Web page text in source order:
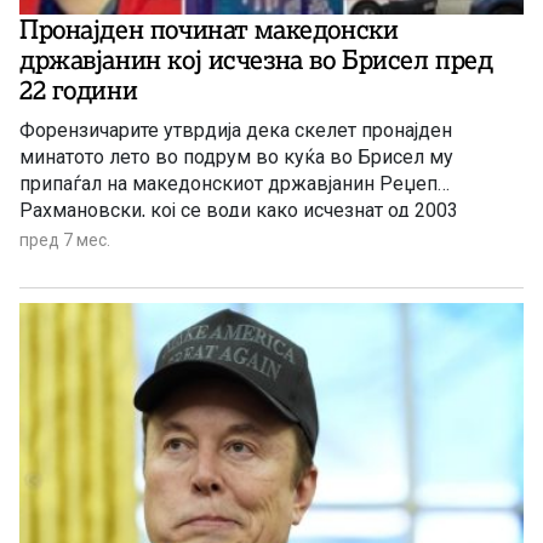
Пронајден починат македонски
државјанин кој исчезна во Брисел пред
22 години
Форензичарите утврдија дека скелет пронајден
минатото лето во подрум во куќа во Брисел му
припаѓал на македонскиот државјанин Реџеп
Рахмановски, кој се води како исчезнат од 2003
година, соопшти белгиската Федерална полиција
пред 7 мес.